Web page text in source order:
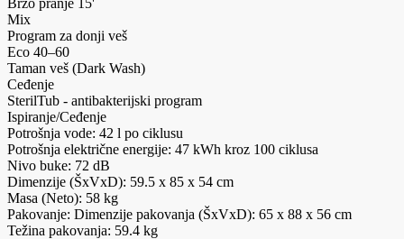
Mix
Program za donji veš
Eco 40–60
Taman veš (Dark Wash)
Ceđenje
SterilTub - antibakterijski program
Ispiranje/Ceđenje
Potrošnja vode: 42 l po ciklusu
Potrošnja električne energije: 47 kWh kroz 100 ciklusa
Nivo buke: 72 dB
Dimenzije (ŠxVxD): 59.5 x 85 x 54 cm
Masa (Neto): 58 kg
Pakovanje: Dimenzije pakovanja (ŠxVxD): 65 x 88 x 56 cm
Težina pakovanja: 59.4 kg